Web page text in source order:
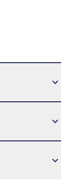
weisen
auf.